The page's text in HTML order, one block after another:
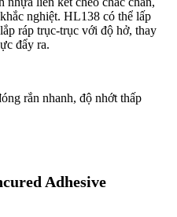
nghiệt. HL138 có thể lấp
ráp trục-trục với độ hở, thay
đẩy ra.
rắn nhanh, độ nhớt thấp
Adhesive